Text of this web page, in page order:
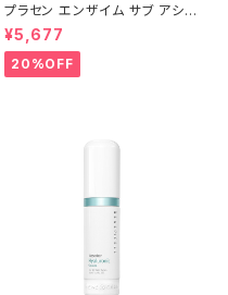
プラセン エンザイム サブ アシッ
ド ウォッシュパウダー 80g |Pla
cen Enzyme Sub-Acid Was
h Powder│毛穴ケア・低刺激・
弱酸性・酵素洗顔【Rene-Cell】
¥5,677
20%OFF